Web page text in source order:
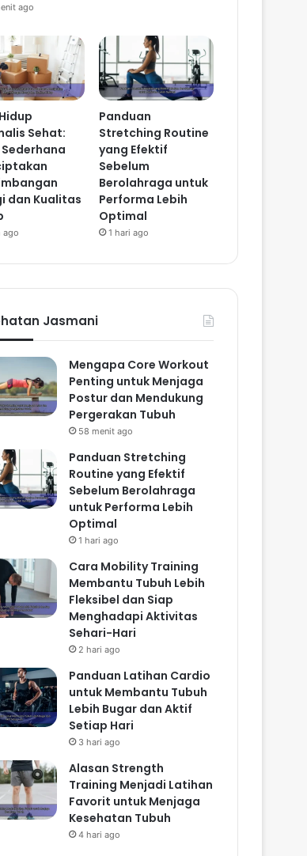
ago
Sehat:
dan Kualitas
ago
Panduan
Stretching Routine
yang Efektif
Sebelum
Berolahraga untuk
Performa Lebih
Optimal
1 hari ago
Jasmani
Mengapa Core Workout
Penting untuk Menjaga
Postur dan Mendukung
Pergerakan Tubuh
58 menit ago
Panduan Stretching
Routine yang Efektif
Sebelum Berolahraga
untuk Performa Lebih
Optimal
1 hari ago
Cara Mobility Training
Membantu Tubuh Lebih
Fleksibel dan Siap
Menghadapi Aktivitas
Sehari-Hari
2 hari ago
Panduan Latihan Cardio
untuk Membantu Tubuh
Lebih Bugar dan Aktif
Setiap Hari
3 hari ago
Alasan Strength
Training Menjadi Latihan
Favorit untuk Menjaga
Kesehatan Tubuh
4 hari ago